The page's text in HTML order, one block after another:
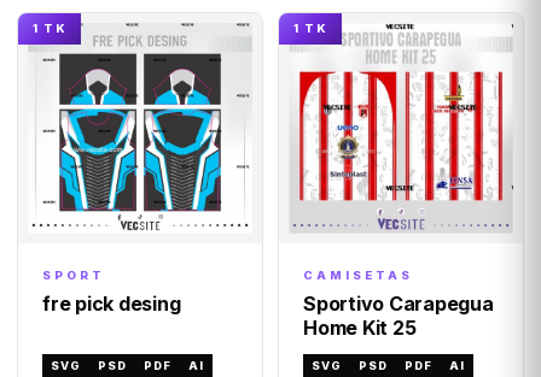
1 TK
SPORT
fre pick desing
SVG PSD PDF AI
1 TK
CAMISETAS
Sportivo Carapegua
Home Kit 25
SVG PSD PDF AI